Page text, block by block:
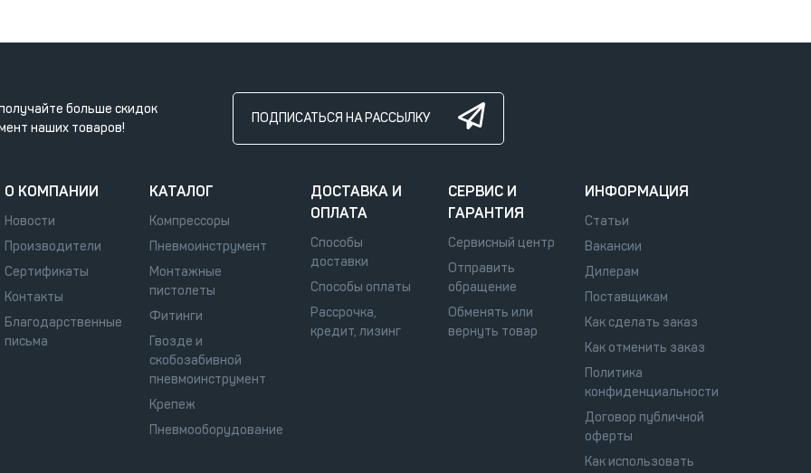
больше скидок
наших товаров!
ПОДПИСАТЬСЯ НА РАССЫЛКУ
О КОМПАНИИ
Новости
Производители
Сертификаты
Контакты
Благодарственные
письма
КАТАЛОГ
Компрессоры
Пневмоинструмент
Монтажные
пистолеты
Фитинги
Гвозде и
скобозабивной
пневмоинструмент
Крепеж
Пневмооборудование
ДОСТАВКА И
ОПЛАТА
Способы
доставки
Способы оплаты
Рассрочка,
кредит, лизинг
СЕРВИС И
ГАРАНТИЯ
Сервисный центр
Отправить
обращение
Обменять или
вернуть товар
ИНФОРМАЦИЯ
Статьи
Вакансии
Дилерам
Поставщикам
Как сделать заказ
Как отменить заказ
Политика
конфиденциальности
Договор публичной
оферты
Как использовать